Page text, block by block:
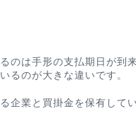
のは手形の支払期日が到
るのが大きな違いです。
企業と買掛金を保有して